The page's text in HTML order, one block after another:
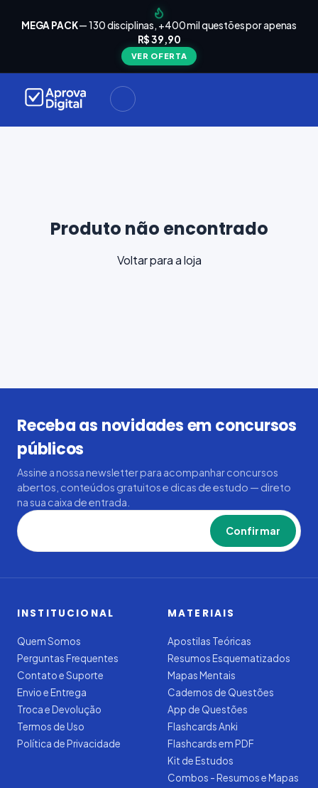
MEGA PACK— 130 disciplinas, +400 mil questões por apenas
R$ 39,90
VER OFERTA
Produto não encontrado
Voltar para a loja
Receba as novidades em concursos
públicos
Assine a nossa newsletter para acompanhar concursos
abertos, conteúdos gratuitos e dicas de estudo — direto
na sua caixa de entrada.
Confirmar
INSTITUCIONAL
Quem Somos
Perguntas Frequentes
Contato e Suporte
Envio e Entrega
Troca e Devolução
Termos de Uso
Política de Privacidade
MATERIAIS
Apostilas Teóricas
Resumos Esquematizados
Mapas Mentais
Cadernos de Questões
App de Questões
Flashcards Anki
Flashcards em PDF
Kit de Estudos
Combos - Resumos e Mapas
Seu
loja e